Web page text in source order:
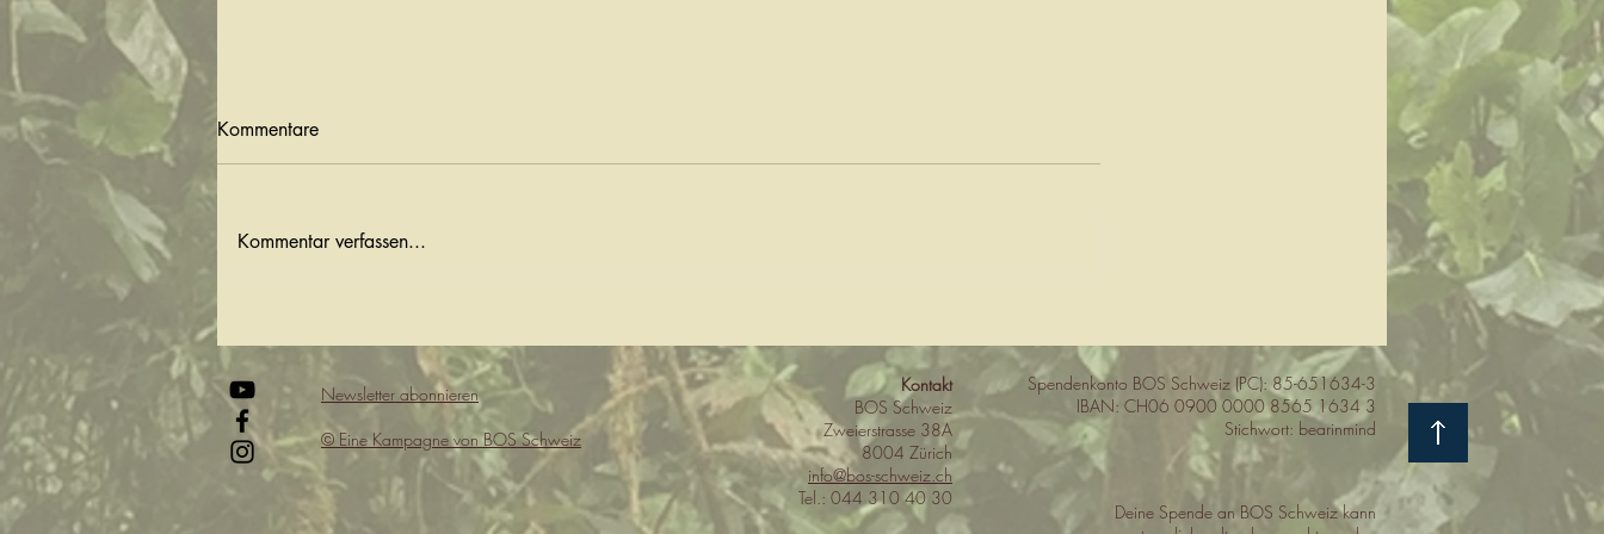
Menteng nach Samboja Lestari
schmatzende Bären mit
traurigen Geschichten
Kommentare
Kommentar verfassen...
Newsletter abonnieren
© Eine Kampagne vonBOS Schweiz
Kontakt
BOS Schweiz
Zweierstrasse 38A
8004 Zürich
info@bos-schweiz.ch
Tel.: 044 310 40 30
Spendenkonto BOS Schweiz (PC): 85-651634-3
IBAN: CH06 0900 0000 8565 1634 3
Stichwort: bearinmind
Deine Spende an BOS Schweiz kann